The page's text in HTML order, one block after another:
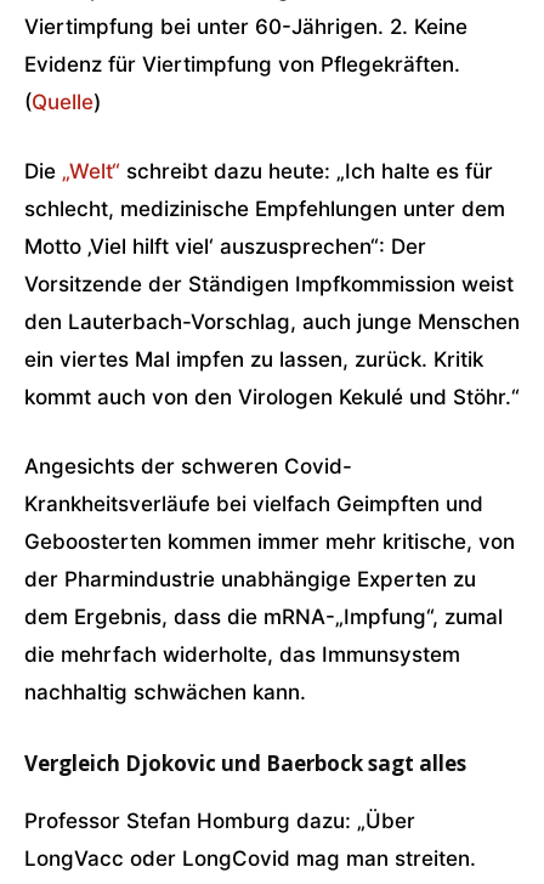
Viertimpfung bei unter 60-Jährigen. 2. Keine
Evidenz für Viertimpfung von Pflegekräften.
(Quelle)
Die „Welt“ schreibt dazu heute: „Ich halte es für
schlecht, medizinische Empfehlungen unter dem
Motto ‚Viel hilft viel‘ auszusprechen“: Der
Vorsitzende der Ständigen Impfkommission weist
den Lauterbach-Vorschlag, auch junge Menschen
ein viertes Mal impfen zu lassen, zurück. Kritik
kommt auch von den Virologen Kekulé und Stöhr.“
Angesichts der schweren Covid-
Krankheitsverläufe bei vielfach Geimpften und
Geboosterten kommen immer mehr kritische, von
der Pharmindustrie unabhängige Experten zu
dem Ergebnis, dass die mRNA-„Impfung“, zumal
die mehrfach widerholte, das Immunsystem
nachhaltig schwächen kann.
Vergleich Djokovic und Baerbock sagt alles
Professor Stefan Homburg dazu: „Über
LongVacc oder LongCovid mag man streiten.